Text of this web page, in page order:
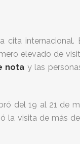
internacional.
elevado de
nota y las
del 19 al 21 de
la visita de más